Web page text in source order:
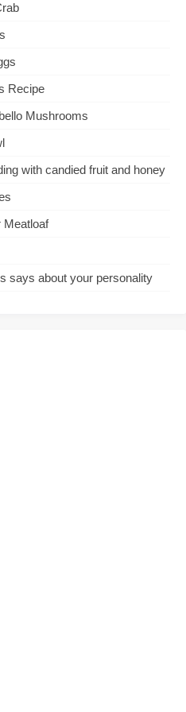
Recipe
Mushrooms
with candied fruit and honey
Meatloaf
says about your personality